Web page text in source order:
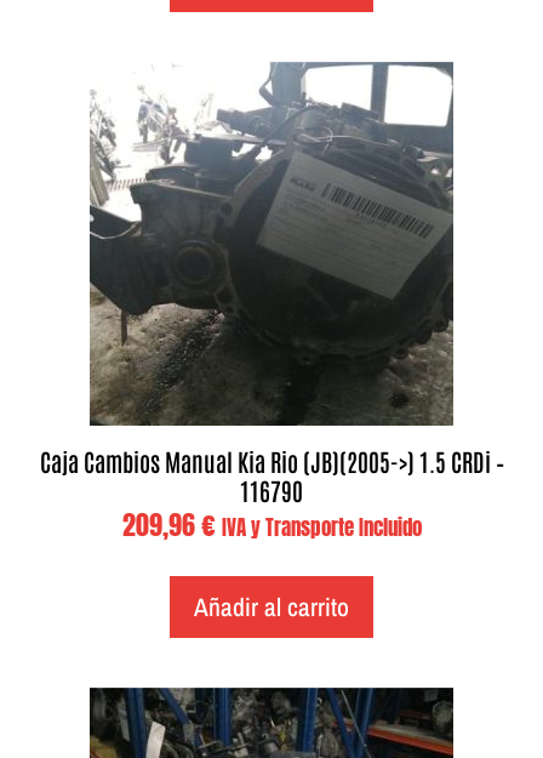
Caja Cambios Manual Kia Rio (JB)(2005->) 1.5 CRDi –
116790
209,96€ IVA y Transporte Incluido
Añadir al carrito